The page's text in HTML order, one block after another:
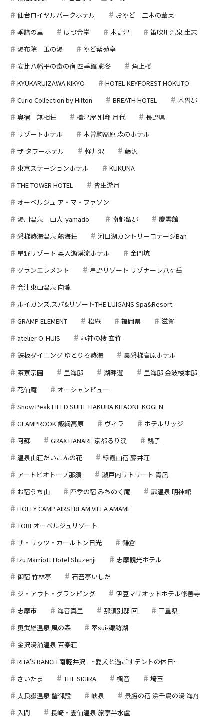
仙台ロイヤルパークホテル
おやど 二本の葦束
季譜の里
はづ合掌 木更津
笛吹川温泉 坐忘
湯布院 玉の湯
やど紫苑亭
安比八幡平の食の宿 四季館 彩冬
角上楼
KYUKARUIZAWA KIKYO
HOTEL KEYFOREST HOKUTO
Curio Collection by Hilton
BREATH HOTEL
木曽郡
奥宿 無相荘
橋津屋 別邸 月代
長野県
リゾートホテル
木曽駒高原 森のホテル
ザ タワーホテル
軽井沢
藤沢
東京ステーションホテル
KUKUNA
THE TOWER HOTEL
皆生游月
オーベルジュ ア・マ・ファソン
湯川温泉 山人-yamado-
南都留郡
慶雲館
磐梯熱海温泉 熱海荘
河口湖カントリーコテージBan
星野リゾート 奥入瀬渓流ホテル
金門坑
グランエレメント
星野リゾート リゾナーレ八ヶ岳
会津東山温泉 向瀧
ルイガンズ.スパ&リゾートTHE LUIGANS Spa&Resort
GRAMP ELEMENT
松庵 福岡県
滋賀
atelier O-HUIS
昼神の棲 玄竹
鉄板ダイニング ゆとりろ熱海
裏磐梯高原ホテル
茶寮宗園
里海邸 湖畔遊
里海邸 金波楼本邸
花仙庵
オーシャンビュー
Snow Peak FIELD SUITE HAKUBA KITAONE KOGEN
GLAMPROOK 飯綱高原
ヴィラ
ホテルリッジ
阿蘇
GRAX HANARE 京都るり渓
銚子
温泉山荘だいこんの花
緑霞山宿 藤井荘
アートビオトープ那須
瀬戸内リトリート 青凪
お宿うち山
四季の宿 みちのく庵
扉温泉 明神館
HOLLY CAMP AIRSTREAM VILLA AMAMI
TOBEオーベルジュリゾート
ザ・リッツ・カールトン日光
鎌倉
Izu Marriott Hotel Shuzenji
志摩観光ホテル
御宿 竹林亭
石苔亭いしだ
ジ・アウト・グランピング
伊豆マリオットホテル修善寺
志摩市
海音真里 那須別邸 回
三重県
奥武雄温泉 風の森
萃sui-諏訪湖
金沢湯涌温泉 百楽荘
RITA’S RANCH 南軽井沢 ~愛犬と過ごすテントの休日~
さいたま
THE SIGIRA 楓音
埼玉
太良嶽温泉 蟹御殿
峡泉
景勝の宿 浜千鳥の湯 海舟
入間
長崎・雲仙温泉 旅亭半水盧